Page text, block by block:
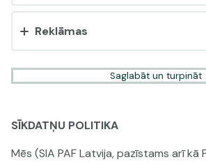
Reklāmas
Saglabāt un turpināt
SĪKDATŅU POLITIKA
Mēs (SIA PAF Latvija, pazīstams arī kā